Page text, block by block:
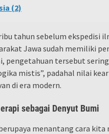
(2)
tahun sebelum ekspedisi
Jawa sudah memiliki
pengetahuan tersebut
mistis”, padahal nilai
di era modern.
sebagai Denyut Bumi
menantang cara kita